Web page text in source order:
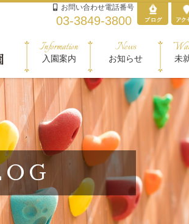
お問い合わせ電話番号
03-3849-3800
Information
入園案内
News
お知らせ 未